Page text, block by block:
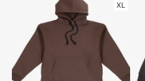
XL